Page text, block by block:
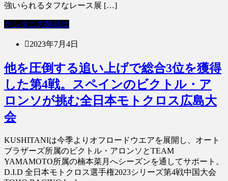
強いられるタフなレース展 […]
クシタニの製品は
2023年7月4日
他を圧倒する追い上げで総合3位を獲得
した第4戦。スペインのビクトル・ア
ロンソが挑む全日本モトクロス広島大
会
KUSHITANIは今季よりオフロードウエアを展開し、オート
ブラザーズ所属のビクトル・アロンソとTEAM
YAMAMOTO所属の楠本菜月へシーズンを通してサポート。
D.I.D 全日本モトクロス選手権2023シリーズ第4戦中国大会